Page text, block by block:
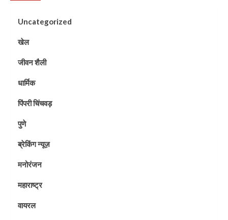
Uncategorized
खेल
जीवन शैली
धार्मिक
पिंपरी चिंचवड़
पुणे
ब्रेकिंग न्यूज़
मनोरंजन
महाराष्ट्र
वायरल